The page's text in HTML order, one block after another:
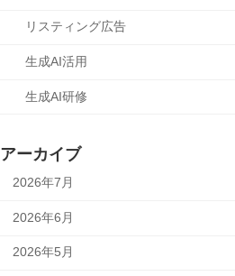
リスティング広告
生成AI活用
生成AI研修
アーカイブ
2026年7月
2026年6月
2026年5月